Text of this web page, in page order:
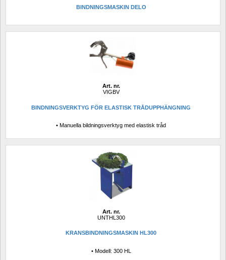
BINDNINGSMASKIN DELO
Art. nr.
VIGBV
BINDNINGSVERKTYG FÖR ELASTISK TRÅDUPPHÄNGNING
• Manuella bildningsverktyg med elastisk tråd
Art. nr.
UNTHL300
KRANSBINDNINGSMASKIN HL300
• Modell: 300 HL